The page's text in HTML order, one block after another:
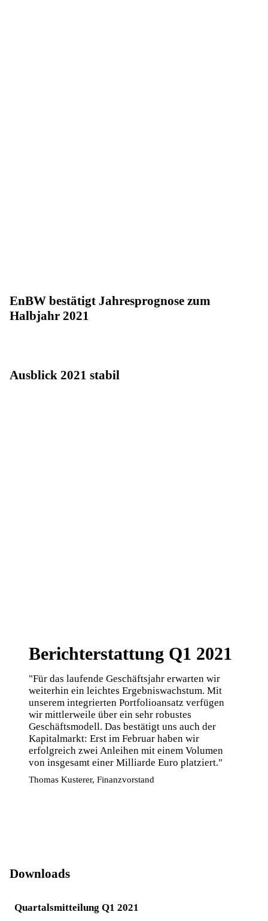
EnBW bestätigt Jahresprognose zum
Halbjahr 2021
Ausblick 2021 stabil
Berichterstattung Q1 2021
"Für das laufende Geschäftsjahr erwarten wir
weiterhin ein leichtes Ergebnis­wachstum. Mit
unserem integrierten Portfolioansatz verfügen
wir mittlerweile über ein sehr robustes
Geschäftsmodell. Das bestätigt uns auch der
Kapitalmarkt: Erst im Februar haben wir
erfolgreich zwei Anleihen mit einem Volumen
von insgesamt einer Milliarde Euro platziert."
Thomas Kusterer, Finanzvorstand
Downloads
Quartalsmitteilung Q1 2021